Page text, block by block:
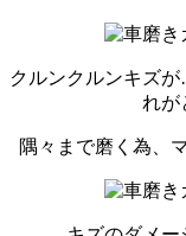
クルンクルンキズ
れが
隅々まで磨く為、